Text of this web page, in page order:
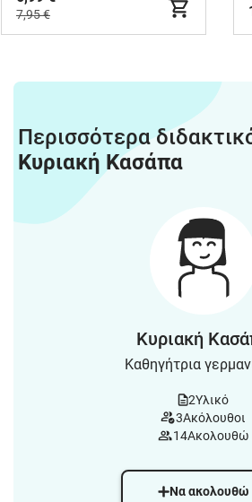
7,95 €
Περισσότερα
Κυριακή Κασάπα
Κυριακή
Καθηγήτρια
2Υλικό
3Ακόλουθοι
14Ακολουθώ
Να ακολουθώ